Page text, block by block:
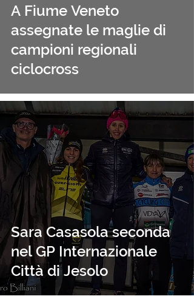
A Fiume Veneto
assegnate le maglie di
campioni regionali
ciclocross
Sara Casasola seconda
nel GP Internazionale
Città di Jesolo